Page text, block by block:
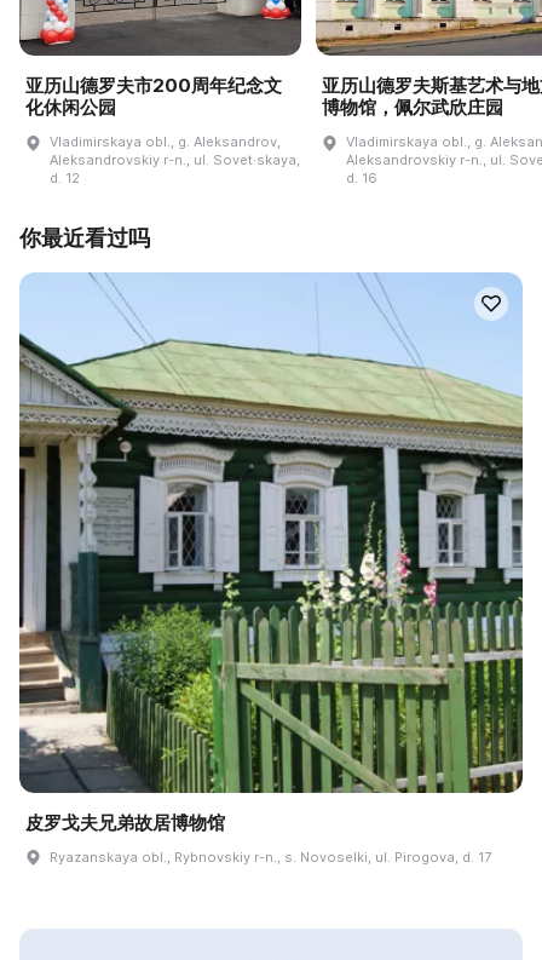
亚历山德罗夫市200周年纪念文
化休闲公园
Vladimirskaya obl., g. Aleksandrov,
Aleksandrovskiy r-n., ul. Sovet·skaya,
d. 12
亚历山德罗夫斯基艺术与
博物馆，佩尔武欣庄园
Vladimirskaya obl., g.
Aleksandrovskiy r-n., ul.
d. 16
你最近看过吗
皮罗戈夫兄弟故居博物馆
Ryazanskaya obl., Rybnovskiy r-n., s. Novoselki, ul. Pirogova, d. 17